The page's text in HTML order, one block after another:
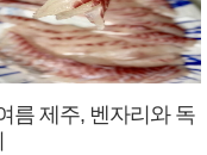
름 제주, 벤자리와 독